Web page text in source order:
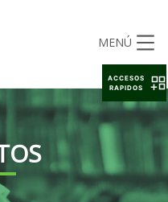
MENÚ
ACCESOS
RAPIDOS